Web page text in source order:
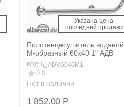
Указана цена
последней продажи
Полотенцесушитель водяной
М-образный 60x40 1" АДВ
КОД: ADV6040M1
0.0
Нет в наличии
1 852.00 Р